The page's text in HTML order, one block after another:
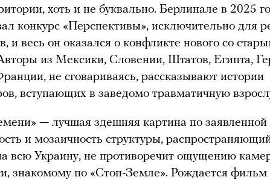
хоть и не буквально. Берлинале в 2025
конкурс «Перспективы», исключительно для
и весь он оказался о конфликте нового со
из Мексики, Словении, Штатов, Египта,
не сговариваясь, рассказывают истории
вступающих в заведомо травматичную
— лучшая здешняя картина по заявленной
и мозаичность структуры,
всю Украину, не противоречит ощущению
знакомому по «Стоп-Земле». Рождается фильм